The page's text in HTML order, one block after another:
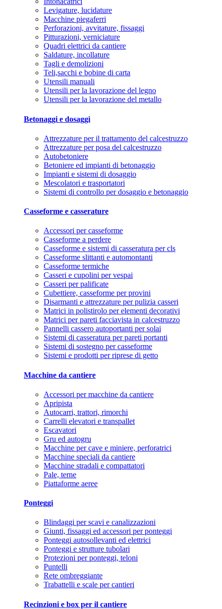
Levigature, lucidature
Macchine piegaferri
Perforazioni, avvitature, fissaggi
Pitturazioni, verniciature
Quadri elettrici da cantiere
Saldature, incollature
Tagli e demolizioni
Teli,sacchi e bobine di carta
Utensili manuali
Utensili per la lavorazione del legno
Utensili per la lavorazione del metallo
Betonaggi e dosaggi
Attrezzature per il trattamento del calcestruzzo
Attrezzature per posa del calcestruzzo
Autobetoniere
Betoniere ed impianti di betonaggio
Impianti e sistemi di dosaggio
Mescolatori e trasportatori
Sistemi di controllo per dosaggio e betonaggio
Casseforme e casserature
Accessori per casseforme
Casseforme a perdere
Casseforme e sistemi di casseratura per cls
Casseforme slittanti e automontanti
Casseforme termiche
Casseri e cupolini per vespai
Casseri per palificate
Cubettiere, casseforme per provini
Disarmanti e attrezzature per pulizia casseri
Matrici in polistirolo per elementi decorativi
Matrici per pareti facciavista in calcestruzzo
Pannelli cassero autoportanti per solai
Sistemi di casseratura per pareti portanti
Sistemi di sostegno per casseforme
Sistemi e prodotti per riprese di getto
Macchine da cantiere
Accessori per macchine da cantiere
Apripista
Autocarri, trattori, rimorchi
Carrelli elevatori e transpallet
Escavatori
Gru ed autogru
Macchine per cave e miniere, perforatrici
Macchine speciali da cantiere
Macchine stradali e compattatori
Pale, terne
Piattaforme aeree
Ponteggi
Blindaggi per scavi e canalizzazioni
Giunti, fissaggi ed accessori per ponteggi
Ponteggi autosollevanti ed elettrici
Ponteggi e strutture tubolari
Protezioni per ponteggi, teloni
Puntelli
Rete ombreggiante
Trabattelli e scale per cantieri
Recinzioni e box per il cantiere